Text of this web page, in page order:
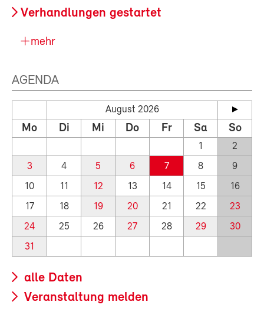
Verhandlungen gestartet
mehr
AGENDA
August 2026
Mo Di Mi Do Fr Sa So
1
2
3
4 5 6 7 8
9
10
11 12 13 14 15
16
17
18 19 20 21 22
23
24
25 26 27 28 29
30
31
alle Daten
Veranstaltung melden